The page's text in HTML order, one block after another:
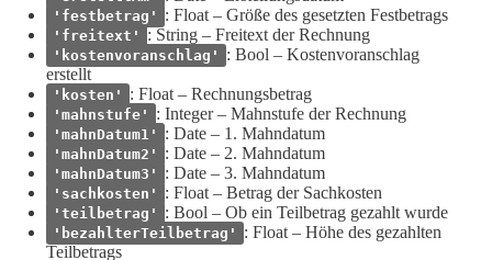
'festbetrag' : Float – Größe des gesetzten Festbetrags
'freitext' : String – Freitext der Rechnung
'kostenvoranschlag'
: Bool – Kostenvoranschlag
erstellt
'kosten' : Float – Rechnungsbetrag
'mahnstufe' : Integer – Mahnstufe der Rechnung
'mahnDatum1' : Date – 1. Mahndatum
'mahnDatum2' : Date – 2. Mahndatum
'mahnDatum3' : Date – 3. Mahndatum
'sachkosten' : Float – Betrag der Sachkosten
'teilbetrag' : Bool – Ob ein Teilbetrag gezahlt wurde
'bezahlterTeilbetrag'
: Float – Höhe des gezahlten
Teilbetrags